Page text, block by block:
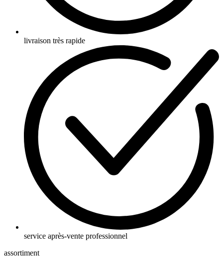
livraison très rapide
service après-vente professionnel
assortiment